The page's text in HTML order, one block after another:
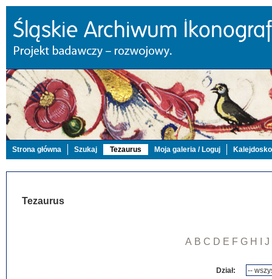
Strona główna Szukaj Tezaurus Moja galeria / Loguj
Tezaurus
A B C D E F G H J
Dział: